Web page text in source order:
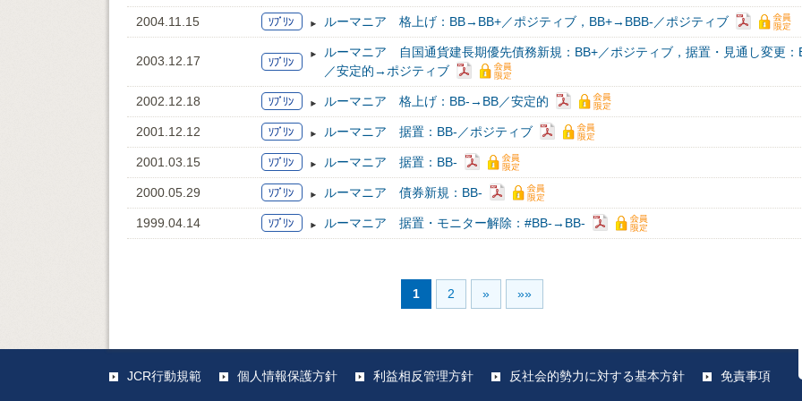
2004.11.15 ルーマニア 格上げ：BB→BB+／ポジティブ，BB+→BBB-／ポジティブ
2003.12.17
ルーマニア 自国通貨建長期優先債務新規：BB+／ポジティブ，据置・見通し変更：
／安定的→ポジティブ
2002.12.18 ルーマニア 格上げ：BB-→BB／安定的
2001.12.12 ルーマニア 据置：BB-／ポジティブ
2001.03.15 ルーマニア 据置：BB-
2000.05.29 ルーマニア 債券新規：BB-
1999.04.14 ルーマニア 据置・モニター解除：#BB-→BB-
1 2 » »»
JCR行動規範 個人情報保護方針 利益相反管理方針 反社会的勢力に対する基本方針 免責事項